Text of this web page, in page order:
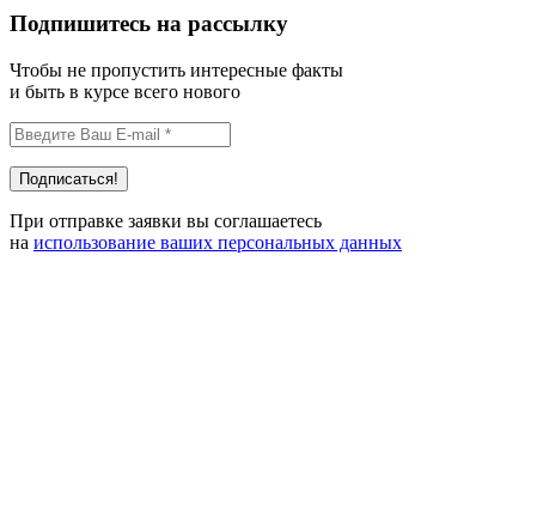
Подпишитесь на рассылку
Чтобы не пропустить интересные факты
и быть в курсе всего нового
При отправке заявки вы соглашаетесь
на использование ваших персональных данных